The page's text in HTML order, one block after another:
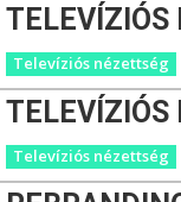
TELEVÍZIÓS
Televíziós nézettség
TELEVÍZIÓS
Televíziós nézettség